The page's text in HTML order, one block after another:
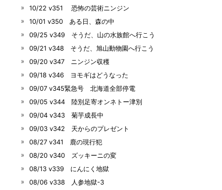
10/22 v351 恐怖の芸術ニンジン
10/01 v350 ある日、森の中
09/25 v349 そうだ、山の水族館へ行こう
09/21 v348 そうだ、旭山動物園へ行こう
09/20 v347 ニンジン収穫
09/18 v346 ヨモギはどうなった
09/07 v345緊急号 北海道全部停電
09/05 v344 陸別足寄オンネトー津別
09/04 v343 菊芋成長中
09/03 v342 天からのプレゼント
08/27 v341 鹿の現行犯
08/20 v340 ズッキーニの変
08/13 v339 にんにく地獄
08/06 v338 人参地獄-3